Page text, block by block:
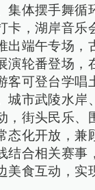
集体摆手舞循
卡，湖岸音乐
出端午专场，
演轮番登场，
客可登台学唱
城市武陵水岸
，街头民乐、
态化开放，兼
结合相关赛事
美食互动，实